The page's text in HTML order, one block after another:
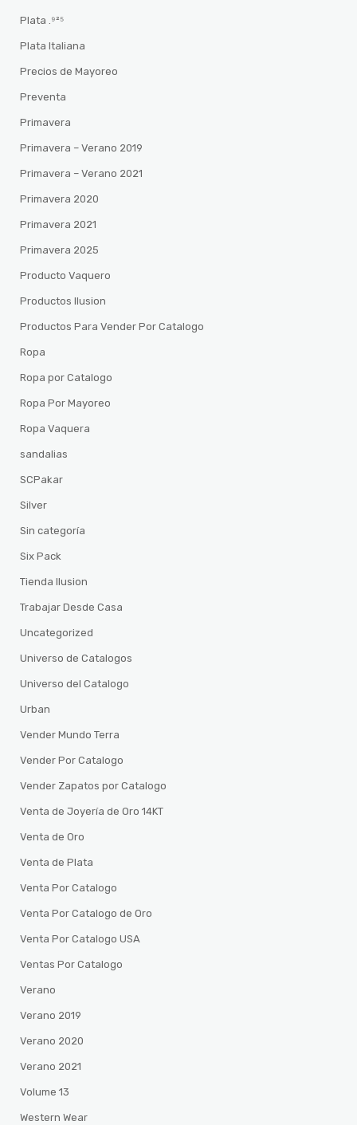
Plata .⁹²⁵
Plata Italiana
Precios de Mayoreo
Preventa
Primavera
Primavera – Verano 2019
Primavera – Verano 2021
Primavera 2020
Primavera 2021
Primavera 2025
Producto Vaquero
Productos Ilusion
Productos Para Vender Por Catalogo
Ropa
Ropa por Catalogo
Ropa Por Mayoreo
Ropa Vaquera
sandalias
SCPakar
Silver
Sin categoría
Six Pack
Tienda Ilusion
Trabajar Desde Casa
Uncategorized
Universo de Catalogos
Universo del Catalogo
Urban
Vender Mundo Terra
Vender Por Catalogo
Vender Zapatos por Catalogo
Venta de Joyería de Oro 14KT
Venta de Oro
Venta de Plata
Venta Por Catalogo
Venta Por Catalogo de Oro
Venta Por Catalogo USA
Ventas Por Catalogo
Verano
Verano 2019
Verano 2020
Verano 2021
Volume 13
Western Wear